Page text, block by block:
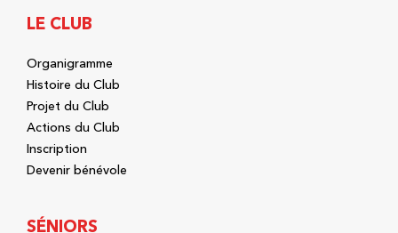
LE CLUB
Organigramme
Histoire du Club
Projet du Club
Actions du Club
Inscription
Devenir bénévole
SÉNIORS